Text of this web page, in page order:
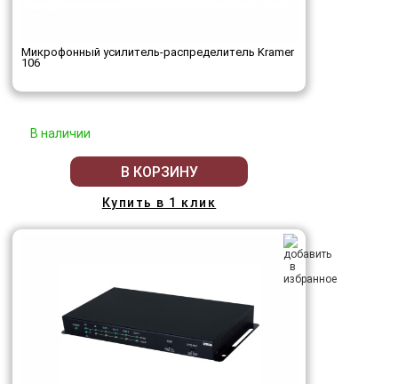
Микрофонный усилитель-распределитель Kramer
106
В наличии
В КОРЗИНУ
Купить в 1 клик